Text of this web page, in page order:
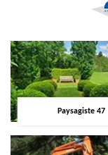
Paysagiste 47